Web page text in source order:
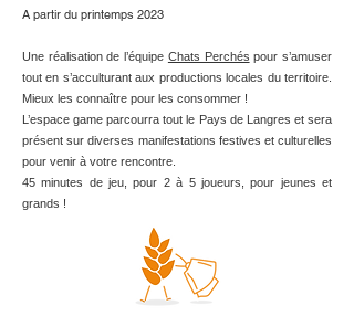
A partir du printemps 2023
Une réalisation de l’équipe Chats Perchés pour s’amuser
tout en s’acculturant aux productions locales du territoire.
Mieux les connaître pour les consommer !
L’espace game parcourra tout le Pays de Langres et sera
présent sur diverses manifestations festives et culturelles
pour venir à votre rencontre.
45 minutes de jeu, pour 2 à 5 joueurs, pour jeunes et
grands !